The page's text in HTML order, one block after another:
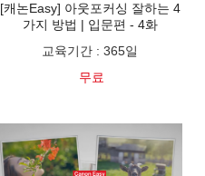
[캐논Easy] 아웃포커싱 잘하는 4
가지 방법 | 입문편 - 4화
교육기간 : 365일
무료